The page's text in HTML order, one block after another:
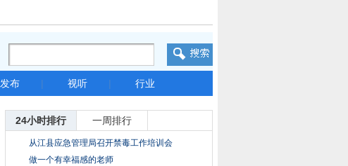
发布 | 视听 | 行业
24小时排行 一周排行
从江县应急管理局召开禁毒工作培训会
做一个有幸福感的老师